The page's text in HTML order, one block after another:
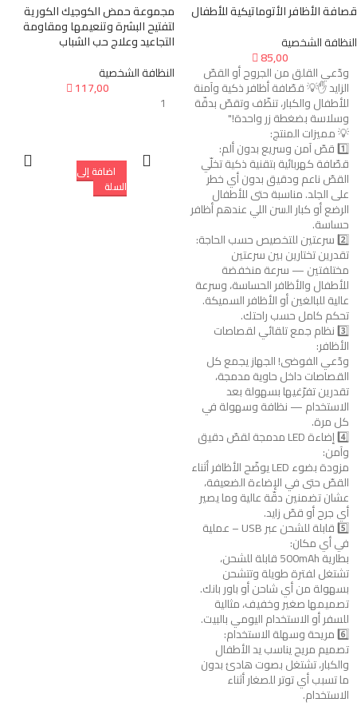
قصافة الأظافر الأتوماتيكية للأطفال
النظافة الشخصية
85,00
ودّعي القلق من الجروح أو القصّ
الزايد ✋💡 قصّافة أظافر ذكية وآمنة
للأطفال والكبار، تنظّف وتقصّ بدقّة
وسلاسة بضغطة زر واحدة!"
💡 مميزات المنتج:
1️⃣ قصّ آمن وسريع بدون ألم:
قصّافة كهربائية بتقنية ذكية تخلّي
القصّ ناعم ودقيق بدون أي خطر
على الجلد. مناسبة حتى للأطفال
الرضع أو كبار السن اللي عندهم أظافر
حساسة.
2️⃣ سرعتين للتخصيص حسب الحاجة:
تقدرين تختارين بين سرعتين
مختلفتين — سرعة منخفضة
للأطفال والأظافر الحساسة، وسرعة
عالية للبالغين أو الأظافر السميكة.
تحكم كامل حسب راحتك.
3️⃣ نظام جمع تلقائي لقصاصات
الأظافر:
ودّعي الفوضى! الجهاز يجمع كل
القصاصات داخل حاوية مدمجة،
تقدرين تفرّغيها بسهولة بعد
الاستخدام — نظافة وسهولة في
كل مرة.
4️⃣ إضاءة LED مدمجة لقصّ دقيق
وآمن:
مزودة بضوء LED يوضّح الأظافر أثناء
القصّ حتى في الإضاءة الضعيفة،
عشان تضمنين دقّة عالية وما يصير
أي جرح أو قصّ زايد.
5️⃣ قابلة للشحن عبر USB – عملية
في أي مكان:
بطارية 500mAh قابلة للشحن،
تشتغل لفترة طويلة وتتشحن
بسهولة من أي شاحن أو باور بانك.
تصميمها صغير وخفيف، مثالية
للسفر أو الاستخدام اليومي بالبيت.
6️⃣ مريحة وسهلة الاستخدام:
تصميم مريح يناسب يد الأطفال
والكبار، تشتغل بصوت هادئ بدون
ما تسبب أي توتر للصغار أثناء
الاستخدام.
مجموعة حمض الكوجيك الكورية
لتفتيح البشرة وتنعيمها ومقاومة
التجاعيد وعلاج حب الشباب
النظافة الشخصية
117,00
1
إضافة إلى
السلة